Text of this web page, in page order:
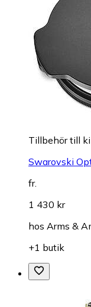
Tillbehör till
Swarovski
fr.
1 430 kr
hos Arms &
+1 butik